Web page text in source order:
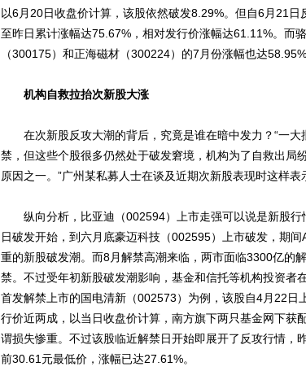
以6月20日收盘价计算，该股依然破发8.29%。但自6月21
至昨日累计涨幅达75.67%，相对发行价涨幅达61.11%。而
（300175）和正海磁材（300224）的7月份涨幅也达
机构自救拉抬次新股大涨
在次新股反攻大潮的背后，究竟是谁在暗中发力？“一大
禁，但这些个股很多仍然处于破发窘境，机构为了自救出局
原因之一。”广州某私募人士在谈及近期次新股表现时这样表
纵向分析，比亚迪（002594）上市走强可以说是新股行
日破发开始，到六月底豪迈科技（002595）上市破发，期
重的新股破发潮。而8月解禁高潮来临，两市面临3300亿的
禁。不过受年初新股破发潮影响，基金和信托等机构投资者
首发解禁上市的国电清新（002573）为例，该股自4月22日
行价近两成，以当日收盘价计算，南方旗下两只基金网下获
谓损失惨重。不过该股临近解禁日开始即展开了反攻行情，
前30.61元最低价，涨幅已达27.61%。